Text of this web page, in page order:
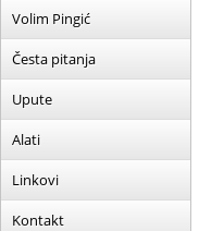
Volim Pingić
Česta pitanja
Upute
Alati
Linkovi
Kontakt